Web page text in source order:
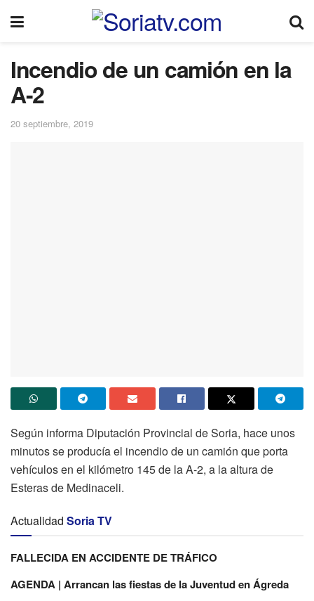
Incendio de un camión en la
A-2
20 septiembre, 2019
Según informa Diputación Provincial de Soria, hace unos
minutos se producía el incendio de un camión que porta
vehículos en el kilómetro 145 de la A-2, a la altura de
Esteras de Medinaceli.
Actualidad Soria TV
FALLECIDA EN ACCIDENTE DE TRÁFICO
AGENDA | Arrancan las fiestas de la Juventud en Ágreda